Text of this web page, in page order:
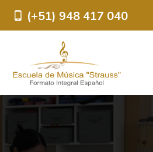
(+51) 948 417 040